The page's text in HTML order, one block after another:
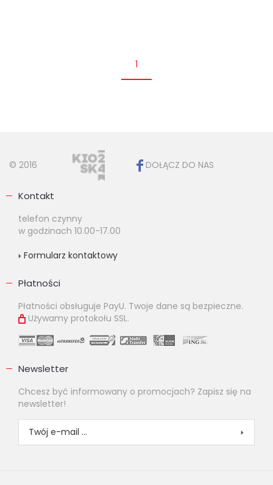
1
© 2016 DOŁĄCZ DO NAS
Kontakt
telefon czynny
w godzinach 10.00-17.00
Formularz kontaktowy
Płatności
Płatności obsługuje PayU. Twoje dane są bezpieczne.
Używamy protokołu SSL.
Newsletter
Chcesz być informowany o promocjach? Zapisz się na
newsletter!